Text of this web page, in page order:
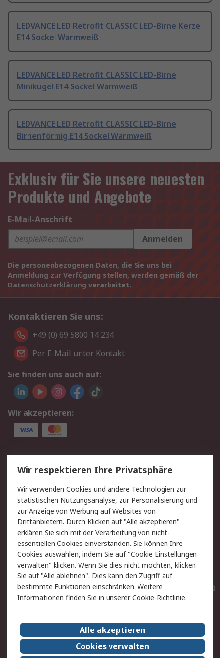
LEDVANCE LED Retrofit CLASSIC LED-Birne Kerze
E14 Sockel Warmweiß
LEDVANCE LED Retrofit CLASSIC LED-Birne
Minikugel E14 Sockel Warmweiß
LEDVANCE LED Retrofit CLASSIC LED-Birne
Birnenförmig E14 Sockel Warmweiß
Exklusiv für Sie unsere neuesten
Produkte und Angebote
E-Mail-Anschrift
Anmelden
Die personenbezogenen Daten, die Sie uns bei
Anmeldung zur Verfügung stellen, werden gemäß der
Datenschutzerklärung verarbeitet.
Kontaktieren Sie uns:
+49 (0) 69 5800 14 234
Per E-Mail unter Kontakt
Sie finden uns auch auf:
Wir akzeptieren:
Service
Value Added Services
Lieferlösungen
Rücksendungen
Kontakt
Hilfe
Privatkunden
Rechtliches
AGB
Datenschutz
Cookie-Richtlinie
Zahlungsbedingungen
Copyright/Impressum
Entsorgung
Elektrogeräte/Batterien
RS weltweit
Karriere bei RS
Nachhaltigkeit
Wir respektieren Ihre Privatsphäre
Wir verwenden Cookies und andere Technologien zur
statistischen Nutzungsanalyse, zur Personalisierung und
zur Anzeige von Werbung auf Websites von
Drittanbietern. Durch Klicken auf "Alle akzeptieren"
erklären Sie sich mit der Verarbeitung von nicht-
essentiellen Cookies einverstanden. Sie können Ihre
Cookies auswählen, indem Sie auf "Cookie Einstellungen
verwalten" klicken. Wenn Sie dies nicht möchten, klicken
Sie auf "Alle ablehnen". Dies kann den Zugriff auf
bestimmte Funktionen einschränken. Weitere
Informationen finden Sie in unsererCookie-Richtlinie.
Alle akzeptieren
Cookies verwalten